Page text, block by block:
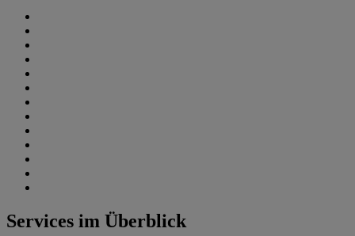
Services im Überblick